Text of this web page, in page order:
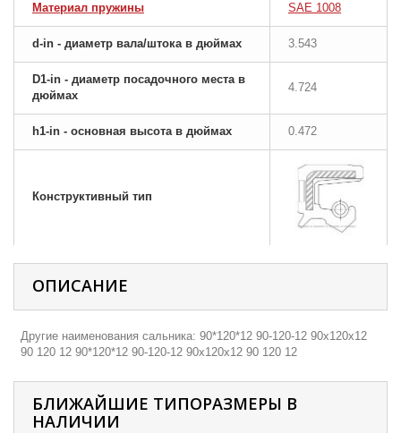
Материал пружины SAE 1008
d-in - диаметр вала/штока в дюймах 3.543
D1-in - диаметр посадочного места в
дюймах
4.724
h1-in - основная высота в дюймах 0.472
Конструктивный тип
ОПИСАНИЕ
Другие наименования сальника: 90*120*12 90-120-12 90х120х12
90 120 12 90*120*12 90-120-12 90х120х12 90 120 12
БЛИЖАЙШИЕ ТИПОРАЗМЕРЫ В
НАЛИЧИИ